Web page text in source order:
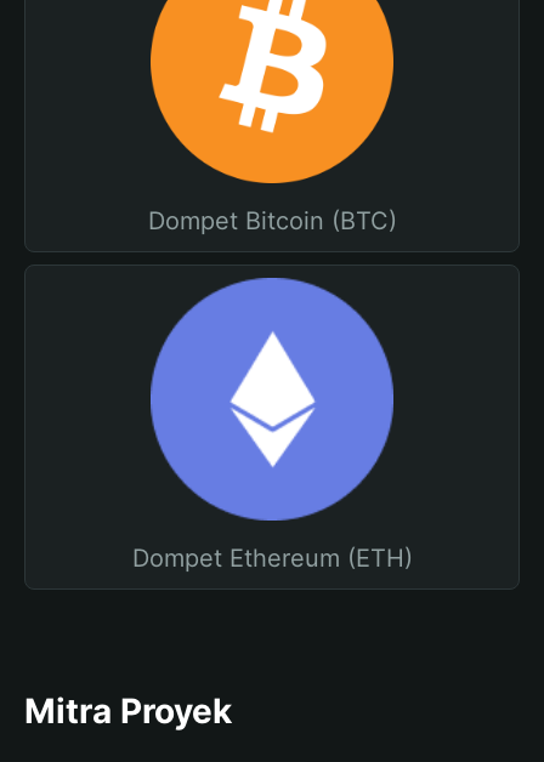
Dompet Bitcoin (BTC)
Dompet Ethereum (ETH)
Mitra Proyek